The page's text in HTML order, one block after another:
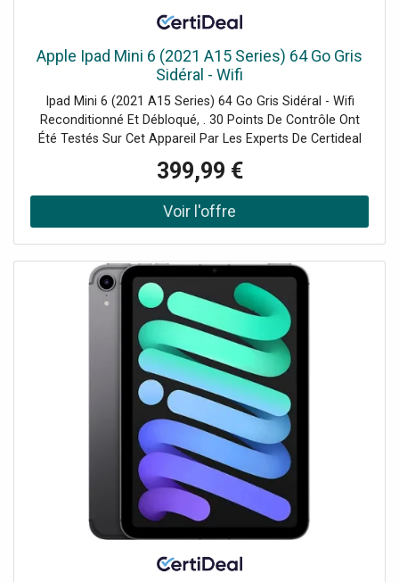
Apple Ipad Mini 6 (2021 A15 Series) 64 Go Gris
Sidéral - Wifi
Ipad Mini 6 (2021 A15 Series) 64 Go Gris Sidéral - Wifi
Reconditionné Et Débloqué, . 30 Points De Contrôle Ont
Été Testés Sur Cet Appareil Par Les Experts De Certideal
399,99 €